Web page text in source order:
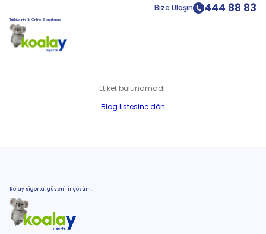
Bize Ulaşın 444 88 83
Türkiye’nin İlk Online Sigortacısı
Etiket bulunamadı.
Blog listesine dön
Kolay sigorta, güvenilir çözüm.